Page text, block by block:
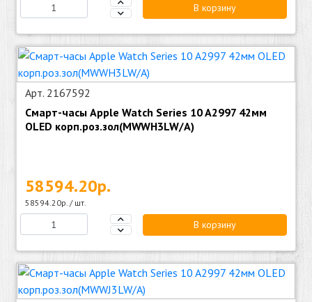
В корзину
Арт. 2167592
Смарт-часы Apple Watch Series 10 A2997 42мм
OLED корп.роз.зол(MWWH3LW/A)
58594.20р.
58594.20р. / шт.
В корзину